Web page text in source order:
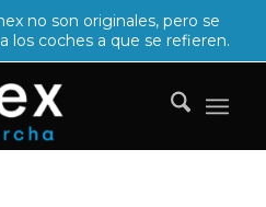
no son originales, pero se
los coches a que se refieren.